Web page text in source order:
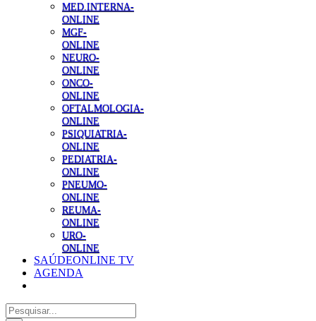
MED.INTERNA-
ONLINE
MGF-
ONLINE
NEURO-
ONLINE
ONCO-
ONLINE
OFTALMOLOGIA-
ONLINE
PSIQUIATRIA-
ONLINE
PEDIATRIA-
ONLINE
PNEUMO-
ONLINE
REUMA-
ONLINE
URO-
ONLINE
SAÚDEONLINE TV
AGENDA
Pesquisar